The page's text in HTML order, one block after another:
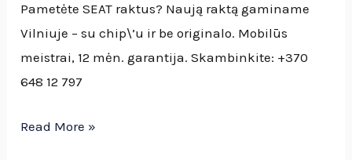
Pametėte SEAT raktus? Naują raktą gaminame
Vilniuje – su chip\’u ir be originalo. Mobilūs
meistrai, 12 mėn. garantija. Skambinkite: +370
648 12 797
gaminame
Read More »